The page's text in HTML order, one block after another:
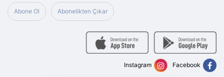
Abone Ol Abonelikten Çıkar
Facebook
Instagram